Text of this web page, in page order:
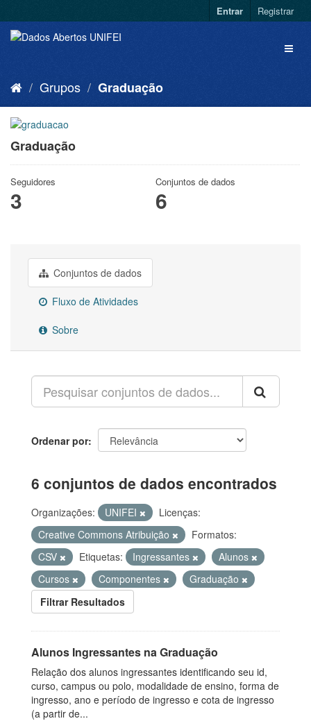
Entrar Registrar
Grupos Graduação
Graduação
Seguidores
3
Conjuntos de dados
6
Conjuntos de dados
Fluxo de Atividades
Sobre
Ordenar por
6 conjuntos de dados encontrados
Organizações: UNIFEI
Licenças:
Creative Commons Atribuição
Formatos:
CSV
Etiquetas: Ingressantes
Alunos
Cursos
Componentes
Graduação
Filtrar Resultados
Alunos Ingressantes na Graduação
Relação dos alunos ingressantes identificando seu id,
curso, campus ou polo, modalidade de ensino, forma de
ingresso, ano e período de ingresso e cota de ingresso
(a partir de...